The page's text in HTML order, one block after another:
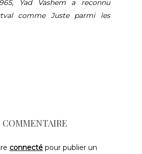
Yad Vashem a reconnu
comme Juste parmi les
COMMENTAIRE
connecté pour publier un